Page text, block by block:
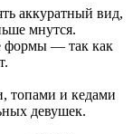
аккуратный вид,
мнутся.
формы — так как
топами и кедами
девушек.